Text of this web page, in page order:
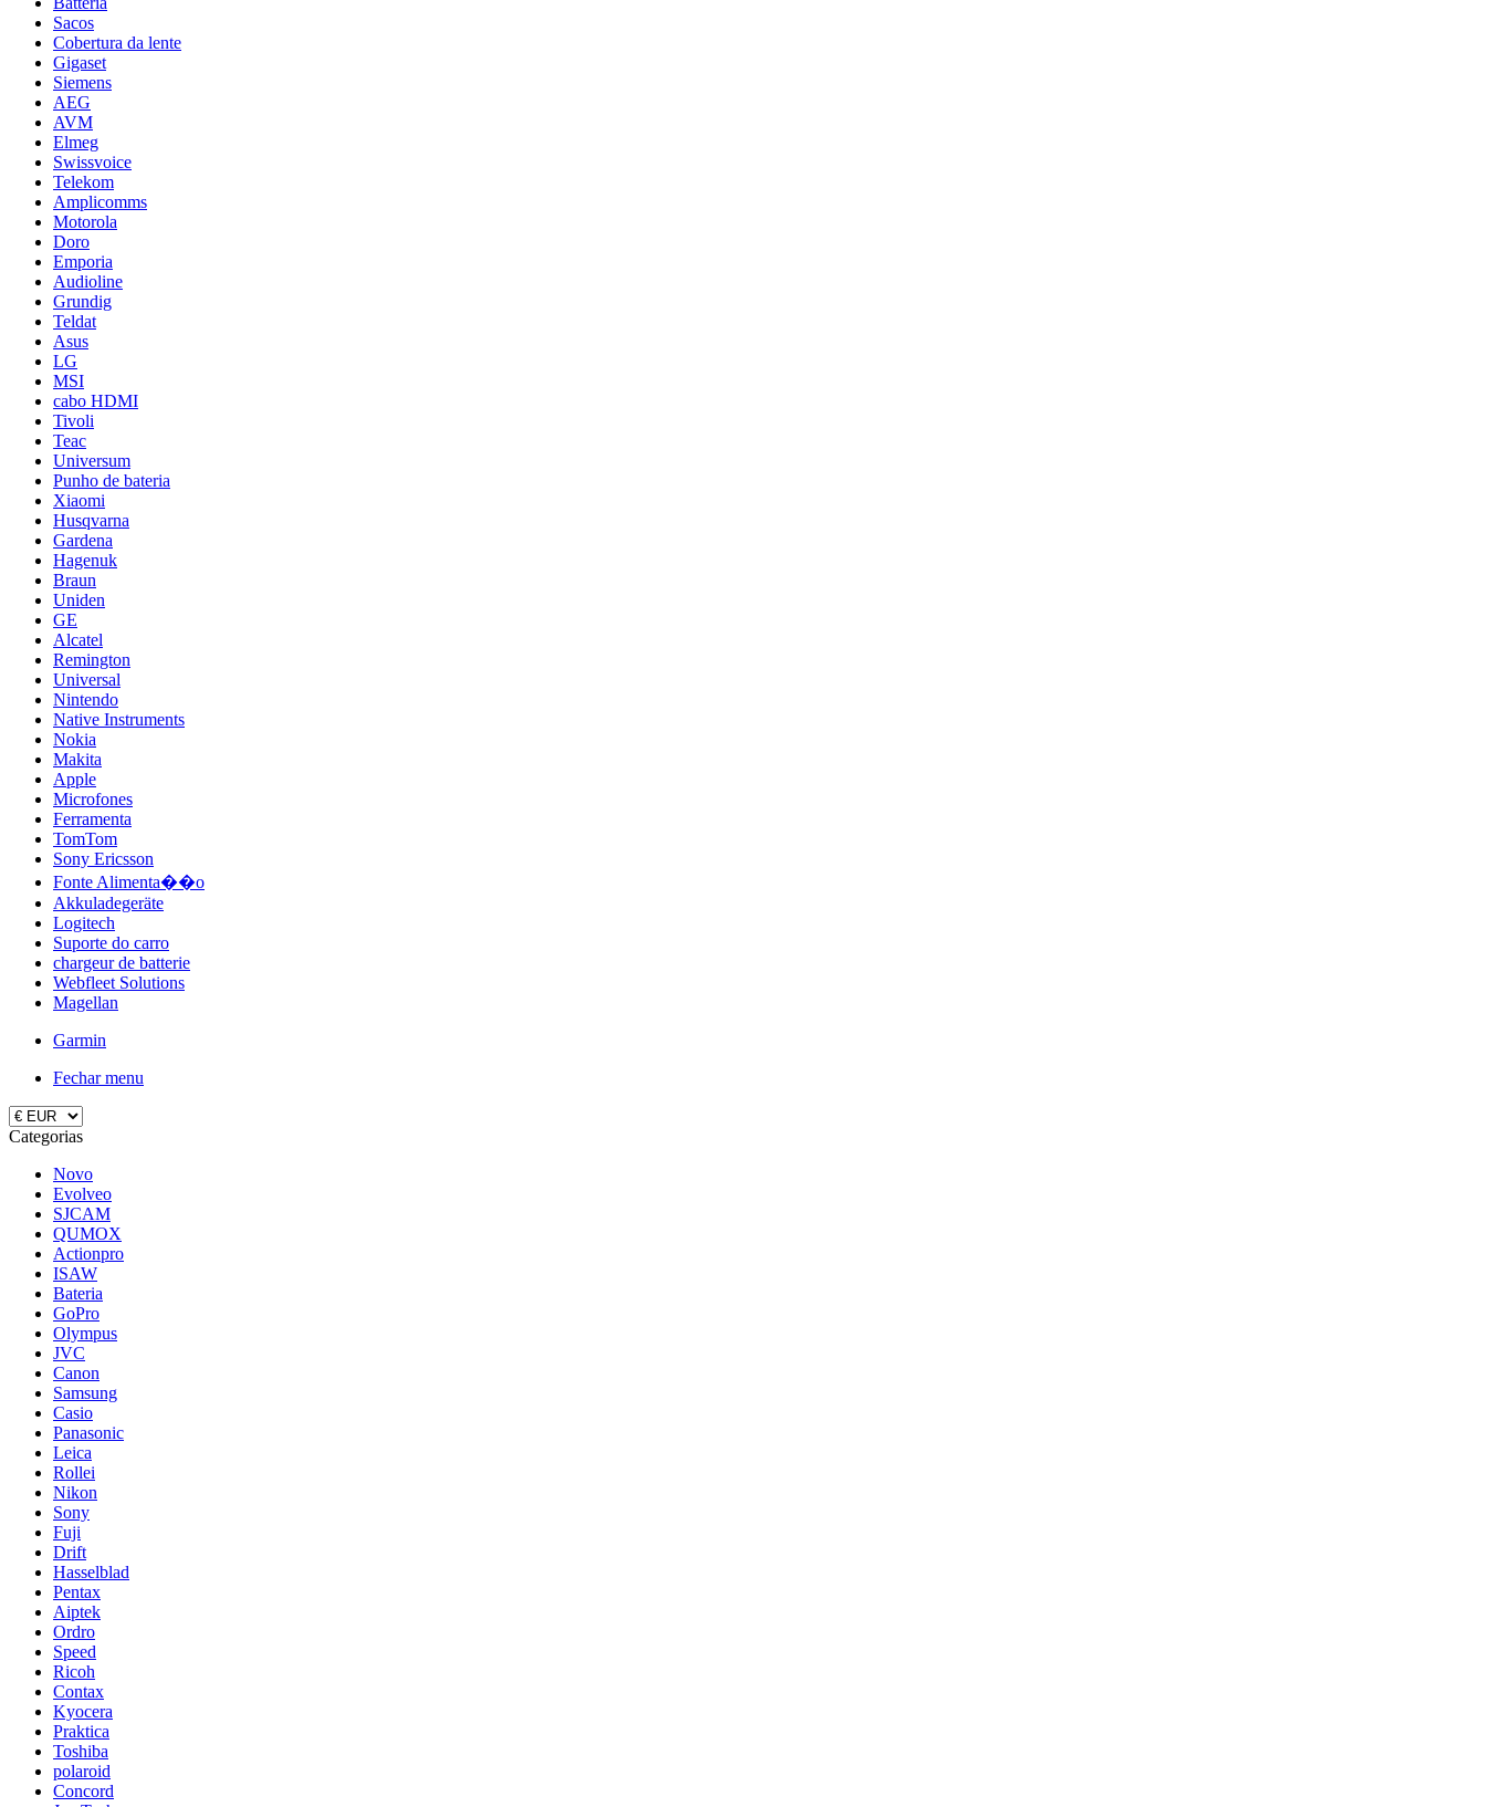
Sacos
Cobertura da lente
Gigaset
Siemens
AEG
AVM
Elmeg
Swissvoice
Telekom
Amplicomms
Motorola
Doro
Emporia
Audioline
Grundig
Teldat
Asus
LG
MSI
cabo HDMI
Tivoli
Teac
Universum
Punho de bateria
Xiaomi
Husqvarna
Gardena
Hagenuk
Braun
Uniden
GE
Alcatel
Remington
Universal
Nintendo
Native Instruments
Nokia
Makita
Apple
Microfones
Ferramenta
TomTom
Sony Ericsson
Fonte Alimenta��o
Akkuladegeräte
Logitech
Suporte do carro
chargeur de batterie
Webfleet Solutions
Magellan
Garmin
Fechar menu
Categorias
Novo
Evolveo
SJCAM
QUMOX
Actionpro
ISAW
Bateria
GoPro
Olympus
JVC
Canon
Samsung
Casio
Panasonic
Leica
Rollei
Nikon
Sony
Fuji
Drift
Hasselblad
Pentax
Aiptek
Ordro
Speed
Ricoh
Contax
Kyocera
Praktica
Toshiba
polaroid
Concord